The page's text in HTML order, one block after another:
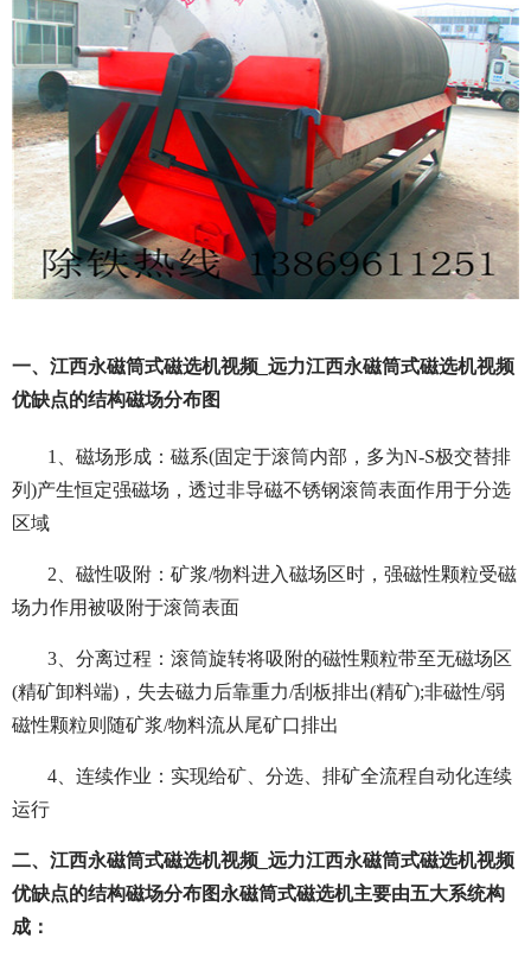
一、江西永磁筒式磁选机视频_远力江西永磁筒式磁选机视频
优缺点的结构磁场分布图
1、磁场形成：磁系(固定于滚筒内部，多为N-S极交替排
列)产生恒定强磁场，透过非导磁不锈钢滚筒表面作用于分选
区域
2、磁性吸附：矿浆/物料进入磁场区时，强磁性颗粒受磁
场力作用被吸附于滚筒表面
3、分离过程：滚筒旋转将吸附的磁性颗粒带至无磁场区
(精矿卸料端)，失去磁力后靠重力/刮板排出(精矿);非磁性/弱
磁性颗粒则随矿浆/物料流从尾矿口排出
4、连续作业：实现给矿、分选、排矿全流程自动化连续
运行
二、江西永磁筒式磁选机视频_远力江西永磁筒式磁选机视频
优缺点的结构磁场分布图永磁筒式磁选机主要由五大系统构
成：